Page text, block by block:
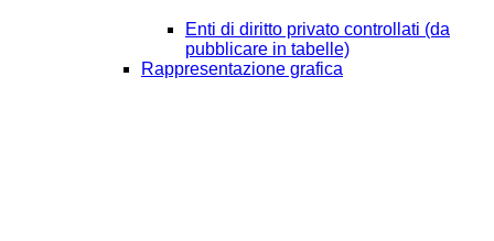
Enti di diritto privato controllati (da
pubblicare in tabelle)
Rappresentazione grafica